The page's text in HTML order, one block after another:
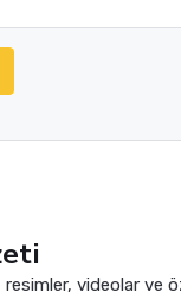
resimler, videolar ve